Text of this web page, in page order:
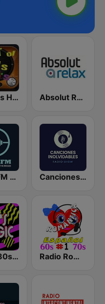
80s 90s Hits Radio Absolut Relax
Bates FM - 90s Mix Canciones Inolvidables
Magic 80s Florida Radio Romantica Español 1